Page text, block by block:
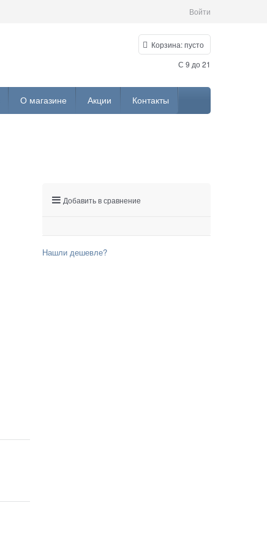
Войти
Корзина:пусто
С 9 до 21
О магазине Акции Контакты
Добавить в сравнение
Нашли дешевле?